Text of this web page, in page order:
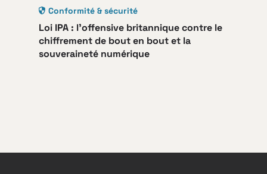
Conformité & sécurité
Loi IPA : l’offensive britannique contre le
chiffrement de bout en bout et la
souveraineté numérique